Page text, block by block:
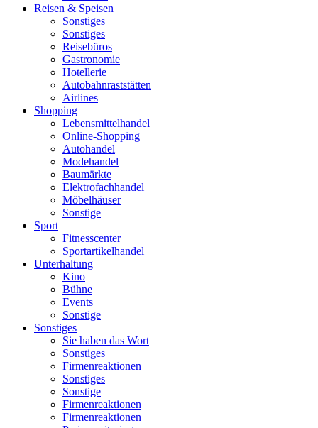
Reisen & Speisen
Sonstiges
Sonstiges
Reisebüros
Gastronomie
Hotellerie
Autobahnraststätten
Airlines
Shopping
Lebensmittelhandel
Online-Shopping
Autohandel
Modehandel
Baumärkte
Elektrofachhandel
Möbelhäuser
Sonstige
Sport
Fitnesscenter
Sportartikelhandel
Unterhaltung
Kino
Bühne
Events
Sonstige
Sonstiges
Sie haben das Wort
Sonstiges
Firmenreaktionen
Sonstiges
Sonstige
Firmenreaktionen
Firmenreaktionen